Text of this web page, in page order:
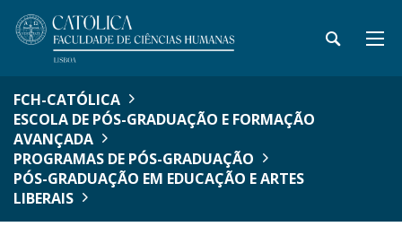
FCH-CATÓLICA
ESCOLA DE PÓS-GRADUAÇÃO E FORMAÇÃO
AVANÇADA
PROGRAMAS DE PÓS-GRADUAÇÃO
PÓS-GRADUAÇÃO EM EDUCAÇÃO E ARTES
LIBERAIS